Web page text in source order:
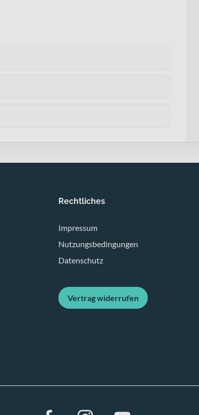
Rechtliches
Impressum
Nutzungsbedingungen
Datenschutz
Vertrag widerrufen